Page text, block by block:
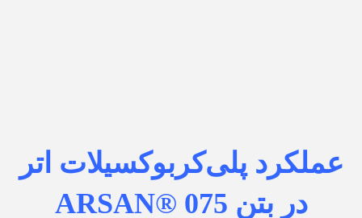
عملکرد پلی‌کربوکسیلات اتر
ARSAN® 075 در بتن